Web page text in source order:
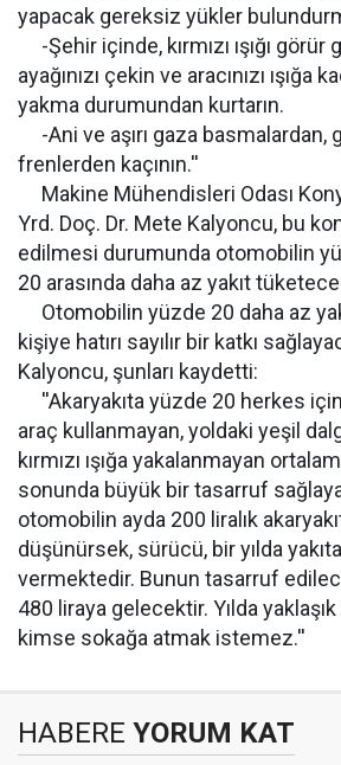
yapacak gereksiz yükler
-Şehir içinde, kırmızı ışığı
ayağınızı çekin ve aracınızı ışığa
yakma durumundan kurtarın.
-Ani ve aşırı gaza basmalardan,
frenlerden kaçının.''
Makine Mühendisleri Odası
Yrd. Doç. Dr. Mete Kalyoncu, bu
edilmesi durumunda otomobilin
20 arasında daha az yakıt
Otomobilin yüzde 20 daha az
kişiye hatırı sayılır bir katkı
Kalyoncu, şunları kaydetti:
''Akaryakıta yüzde 20 herkes
araç kullanmayan, yoldaki yeşil
kırmızı ışığa yakalanmayan
sonunda büyük bir tasarruf
otomobilin ayda 200 liralık
düşünürsek, sürücü, bir yılda
vermektedir. Bunun tasarruf
480 liraya gelecektir. Yılda yaklaşık
kimse sokağa atmak istemez.''
HABERE YORUM KAT